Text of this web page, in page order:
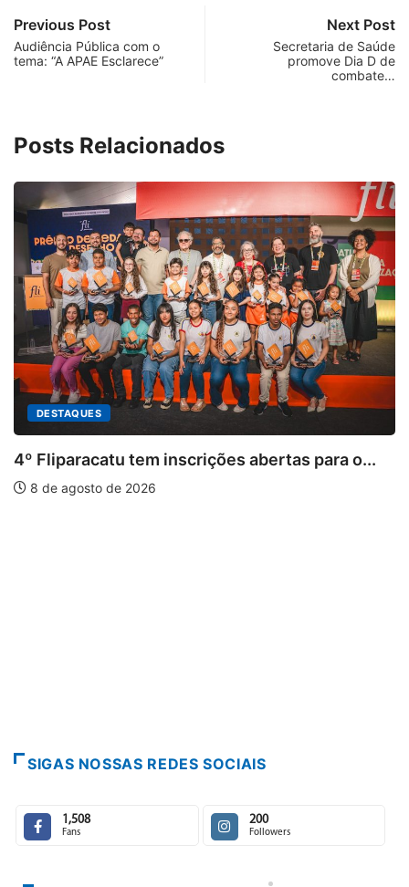
Previous Post
Audiência Pública com o
tema: “A APAE Esclarece”
Next Post
Secretaria de Saúde
promove Dia D de
combate…
Posts Relacionados
para o...
SIGAS NOSSAS REDES SOCIAIS
1,508
Fans
200
Followers